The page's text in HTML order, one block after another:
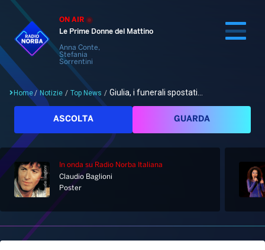
ON AIR
Le Prime Donne del Mattino
Anna Conte,
Stefania
Sorrentini
Cerca
Home
Palinsesto
Notizie
Home/ Notizie / Top News / Giulia, i funerali spostati...
ASCOLTA GUARDA
In onda su Radio Norba Italiana
Claudio Baglioni
Poster